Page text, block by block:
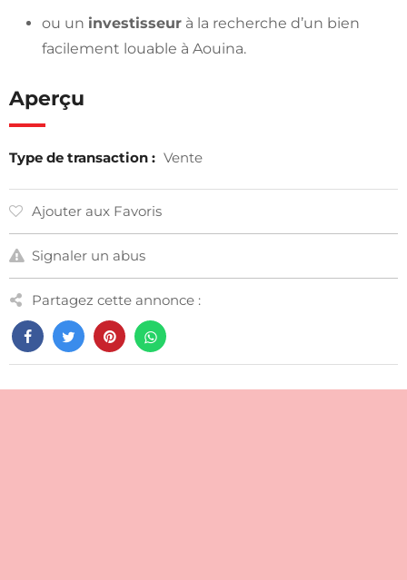
ou un investisseur à la recherche d’un bien
facilement louable à Aouina.
Aperçu
Type de transaction : Vente
Ajouter aux Favoris
Signaler un abus
Partagez cette annonce :